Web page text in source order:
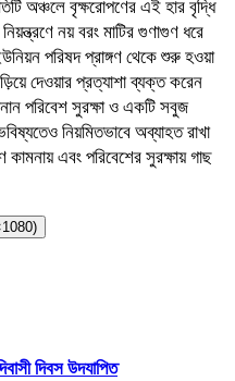
অঞ্চলে বৃক্ষরোপণের এই হার বৃদ্ধি
নয় বরং মাটির গুণাগুণ ধরে
পরিষদ প্রাঙ্গণ থেকে শুরু হওয়া
দেওয়ার প্রত্যাশা ব্যক্ত করেন
পরিবেশ সুরক্ষা ও একটি সবুজ
নিয়মিতভাবে অব্যাহত রাখা
এবং পরিবেশের সুরক্ষায় গাছ
দিবস উদযাপিত